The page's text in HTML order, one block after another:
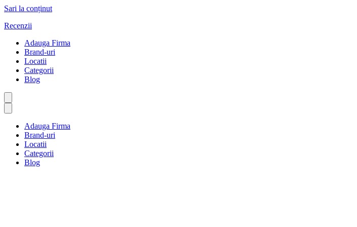
Sari la conținut
Recenzii
Adauga Firma
Brand-uri
Locatii
Categorii
Blog
Adauga Firma
Brand-uri
Locatii
Categorii
Blog